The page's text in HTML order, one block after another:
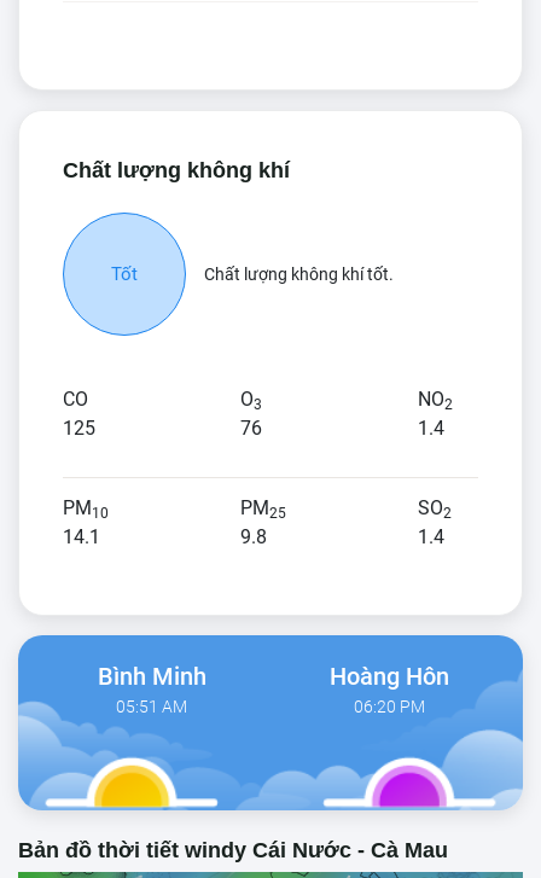
Chất lượng không khí
Tốt Chất lượng không khí tốt.
CO
125
O3
76
NO2
1.4
PM10
14.1
PM25
9.8
SO2
1.4
Bình Minh
05:51 AM
Hoàng Hôn
06:20 PM
Bản đồ thời tiết windy Cái Nước - Cà Mau